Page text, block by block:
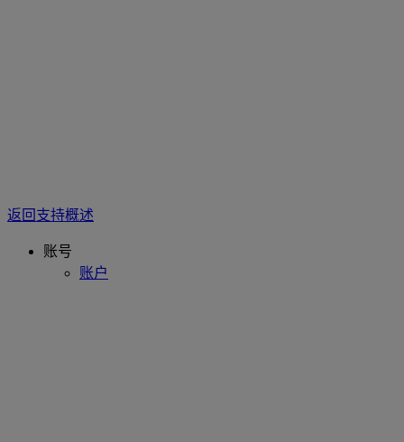
返回支持概述
账号
账户